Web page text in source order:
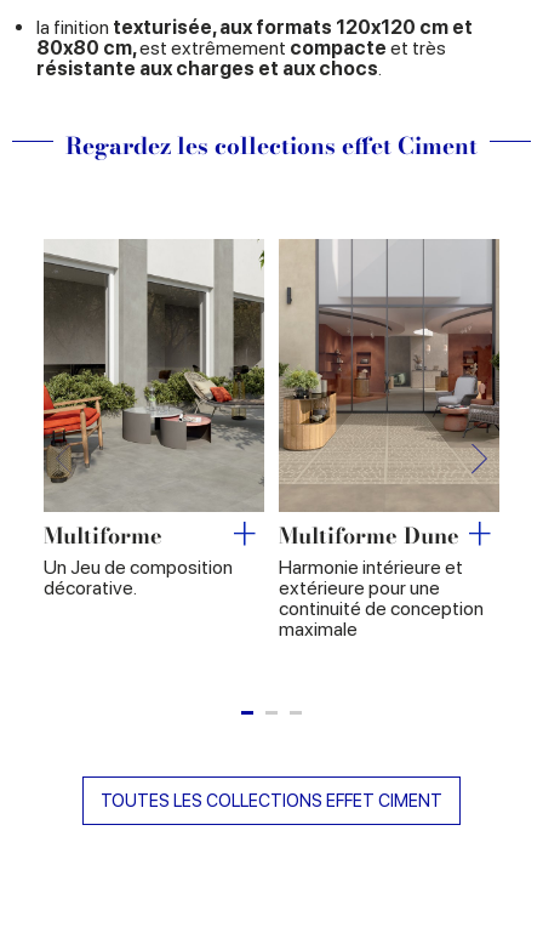
la finition texturisée, aux formats 120x120 cm et
80x80 cm,est extrêmement compacte et très
résistante aux charges et aux chocs.
Regardez les collections effet Ciment
Multiforme
Un Jeu de composition
décorative.
Multiforme Dune
Harmonie intérieure et
extérieure pour une
continuité de conception
maximale
TOUTES LES COLLECTIONS EFFET CIMENT